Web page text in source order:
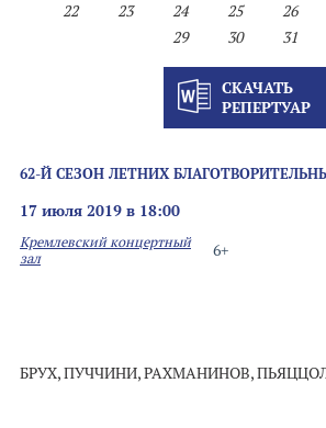
22
23 24 25 26
29
30 31
СКАЧАТЬ
РЕПЕРТУАР
62-Й СЕЗОН ЛЕТНИХ
17 июля 2019 в 18:00
6+
Кремлевский концертный
зал
БРУХ, ПУЧЧИНИ, РАХМАНИНОВ,